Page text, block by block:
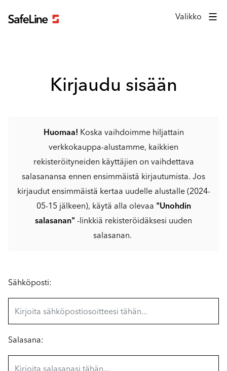
Valikko
Kirjaudu sisään
Huomaa! Koska vaihdoimme hiljattain
verkkokauppa-alustamme, kaikkien
rekisteröityneiden käyttäjien on vaihdettava
salasanansa ennen ensimmäistä kirjautumista. Jos
kirjaudut ensimmäistä kertaa uudelle alustalle (2024-
05-15 jälkeen), käytä alla olevaa "Unohdin
salasanan" -linkkiä rekisteröidäksesi uuden
salasanan.
Kirjautumislomake
Sähköposti:
Salasana: